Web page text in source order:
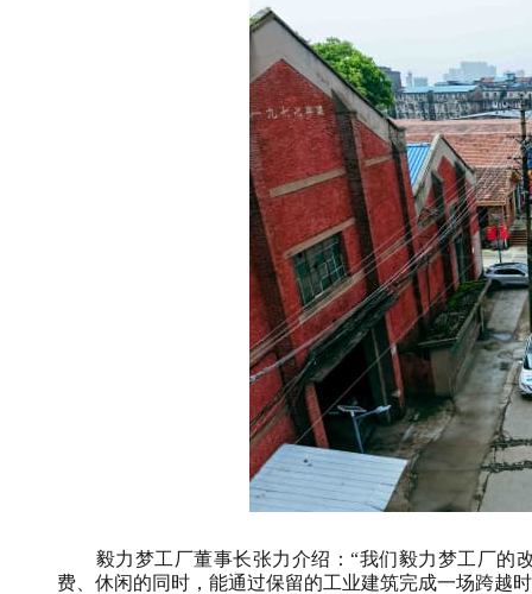
毅力梦工厂董事长张力介绍：“我们毅力梦工厂的
费、休闲的同时，能通过保留的工业建筑完成一场跨越